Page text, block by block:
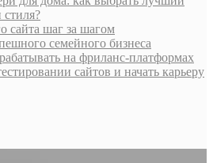
сайта шаг за шагом
семейного бизнеса
на фриланс-платформах
сайтов и начать карьеру